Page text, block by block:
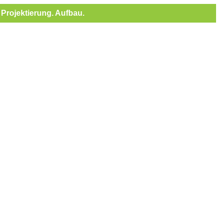
Aufbau.